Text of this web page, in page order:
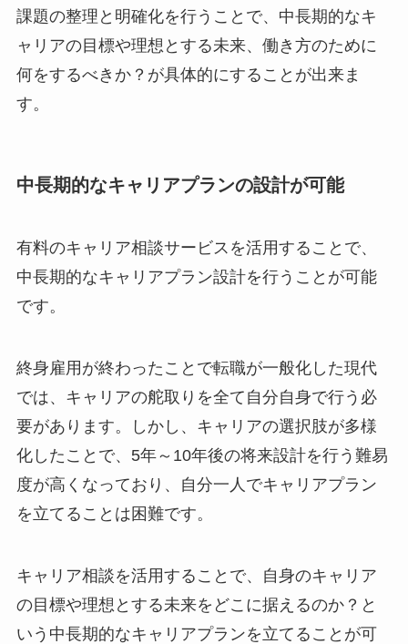
課題の整理と明確化を行うことで、中長期的なキ
ャリアの目標や理想とする未来、働き方のために
何をするべきか？が具体的にすることが出来ま
す。
中長期的なキャリアプランの設計が可能
有料のキャリア相談サービスを活用することで、
中長期的なキャリアプラン設計を行うことが可能
です。
終身雇用が終わったことで転職が一般化した現代
では、キャリアの舵取りを全て自分自身で行う必
要があります。しかし、キャリアの選択肢が多様
化したことで、5年～10年後の将来設計を行う難易
度が高くなっており、自分一人でキャリアプラン
を立てることは困難です。
キャリア相談を活用することで、自身のキャリア
の目標や理想とする未来をどこに据えるのか？と
いう中長期的なキャリアプランを立てることが可